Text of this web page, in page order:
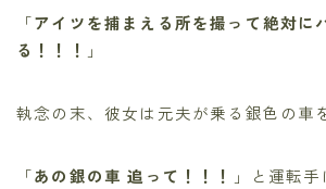
「アイツを捕まえる所を撮って絶対に
る！！！ 」
執念の末、彼女は元夫が乗る銀色の車
「あの銀の車 追って！！！ 」と運転